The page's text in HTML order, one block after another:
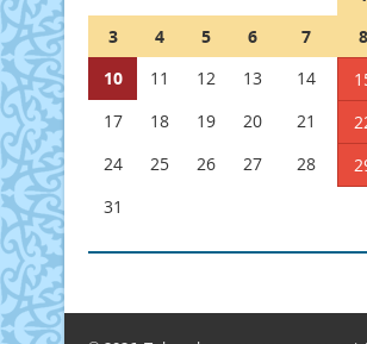
3
4 5 6 7 8
10
11 12 13 14
17
18 19 20 21
24
25 26 27 28
31